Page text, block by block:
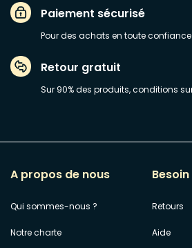
Paiement sécurisé
Pour des achats en toute confiance
Retour gratuit
Sur 90% des produits, conditions
A propos de nous
Qui sommes-nous ?
Notre charte
Besoin
Retours
Aide